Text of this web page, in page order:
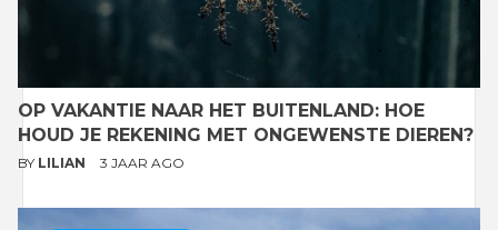
OP VAKANTIE NAAR HET BUITENLAND: HOE
HOUD JE REKENING MET ONGEWENSTE DIEREN?
BY LILIAN 3 JAAR AGO